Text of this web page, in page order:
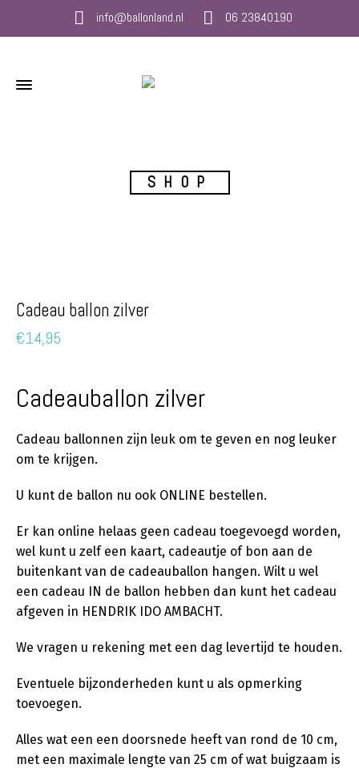
info@ballonland.nl 06 23840190
SHOP
Cadeau ballon zilver
€14,95
Cadeauballon zilver
Cadeau ballonnen zijn leuk om te geven en nog leuker
om te krijgen.
U kunt de ballon nu ook ONLINE bestellen.
Er kan online helaas geen cadeau toegevoegd worden,
wel kunt u zelf een kaart, cadeautje of bon aan de
buitenkant van de cadeauballon hangen. Wilt u wel
een cadeau IN de ballon hebben dan kunt het cadeau
afgeven in HENDRIK IDO AMBACHT.
We vragen u rekening met een dag levertijd te houden.
Eventuele bijzonderheden kunt u als opmerking
toevoegen.
Alles wat een een doorsnede heeft van rond de 10 cm,
met een maximale lengte van 25 cm of wat buigzaam is